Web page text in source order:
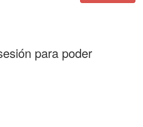
para poder